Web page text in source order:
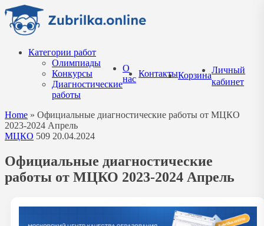
Перейти
содержанию
Категории работ
Олимпиады
Конкурсы
Диагностические
работы
О
нас
КонтактыКорзина
Личный
кабинет
Home » Официальные диагностические работы от МЦКО
2023-2024 Апрель
МЦКО 509 20.04.2024
Официальные диагностические
работы от МЦКО 2023-2024 Апрель